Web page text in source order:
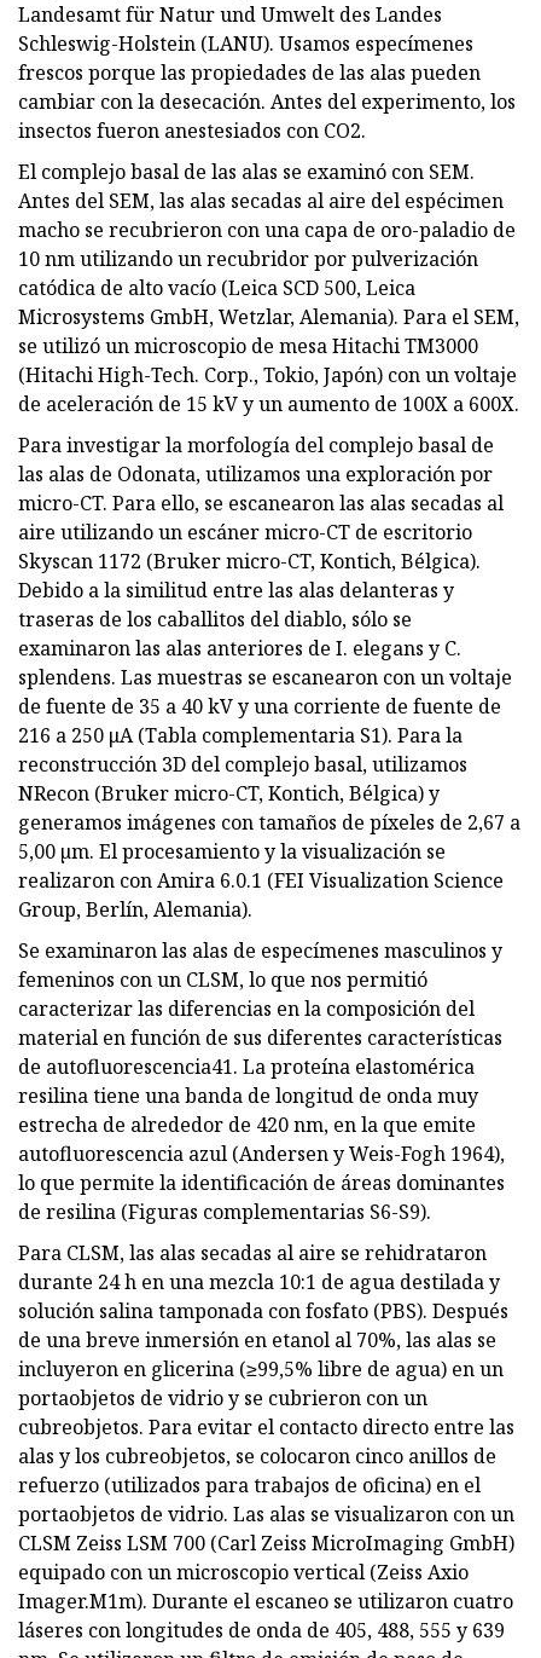
Landesamt für Natur und Umwelt des Landes
Schleswig-Holstein (LANU). Usamos especímenes
frescos porque las propiedades de las alas pueden
cambiar con la desecación. Antes del experimento, los
insectos fueron anestesiados con CO2.
El complejo basal de las alas se examinó con SEM.
Antes del SEM, las alas secadas al aire del espécimen
macho se recubrieron con una capa de oro-paladio de
10 nm utilizando un recubridor por pulverización
catódica de alto vacío (Leica SCD 500, Leica
Microsystems GmbH, Wetzlar, Alemania). Para el SEM,
se utilizó un microscopio de mesa Hitachi TM3000
(Hitachi High-Tech. Corp., Tokio, Japón) con un voltaje
de aceleración de 15 kV y un aumento de 100X a 600X.
Para investigar la morfología del complejo basal de
las alas de Odonata, utilizamos una exploración por
micro-CT. Para ello, se escanearon las alas secadas al
aire utilizando un escáner micro-CT de escritorio
Skyscan 1172 (Bruker micro-CT, Kontich, Bélgica).
Debido a la similitud entre las alas delanteras y
traseras de los caballitos del diablo, sólo se
examinaron las alas anteriores de I. elegans y C.
splendens. Las muestras se escanearon con un voltaje
de fuente de 35 a 40 kV y una corriente de fuente de
216 a 250 μA (Tabla complementaria S1). Para la
reconstrucción 3D del complejo basal, utilizamos
NRecon (Bruker micro-CT, Kontich, Bélgica) y
generamos imágenes con tamaños de píxeles de 2,67 a
5,00 µm. El procesamiento y la visualización se
realizaron con Amira 6.0.1 (FEI Visualization Science
Group, Berlín, Alemania).
Se examinaron las alas de especímenes masculinos y
femeninos con un CLSM, lo que nos permitió
caracterizar las diferencias en la composición del
material en función de sus diferentes características
de autofluorescencia41. La proteína elastomérica
resilina tiene una banda de longitud de onda muy
estrecha de alrededor de 420 nm, en la que emite
autofluorescencia azul (Andersen y Weis-Fogh 1964),
lo que permite la identificación de áreas dominantes
de resilina (Figuras complementarias S6-S9).
Para CLSM, las alas secadas al aire se rehidrataron
durante 24 h en una mezcla 10:1 de agua destilada y
solución salina tamponada con fosfato (PBS). Después
de una breve inmersión en etanol al 70%, las alas se
incluyeron en glicerina (≥99,5% libre de agua) en un
portaobjetos de vidrio y se cubrieron con un
cubreobjetos. Para evitar el contacto directo entre las
alas y los cubreobjetos, se colocaron cinco anillos de
refuerzo (utilizados para trabajos de oficina) en el
portaobjetos de vidrio. Las alas se visualizaron con un
CLSM Zeiss LSM 700 (Carl Zeiss MicroImaging GmbH)
equipado con un microscopio vertical (Zeiss Axio
Imager.M1m). Durante el escaneo se utilizaron cuatro
láseres con longitudes de onda de 405, 488, 555 y 639